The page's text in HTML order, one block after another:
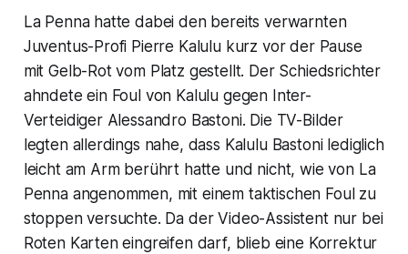
La Penna hatte dabei den bereits verwarnten
Juventus-Profi Pierre Kalulu kurz vor der Pause
mit Gelb-Rot vom Platz gestellt. Der Schiedsrichter
ahndete ein Foul von Kalulu gegen Inter-
Verteidiger Alessandro Bastoni. Die TV-Bilder
legten allerdings nahe, dass Kalulu Bastoni lediglich
leicht am Arm berührt hatte und nicht, wie von La
Penna angenommen, mit einem taktischen Foul zu
stoppen versuchte. Da der Video-Assistent nur bei
Roten Karten eingreifen darf, blieb eine Korrektur